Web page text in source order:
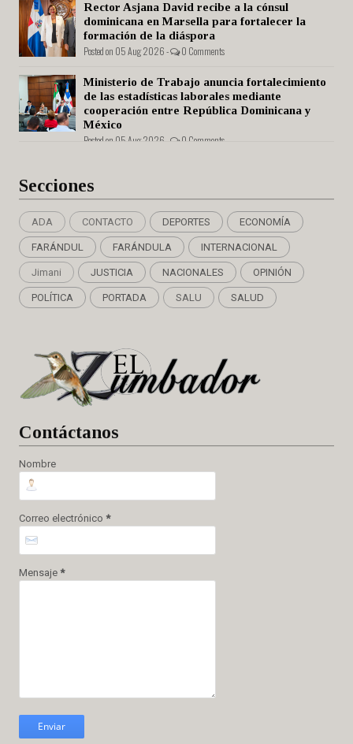
Rector Asjana David recibe a la cónsul
dominicana en Marsella para fortalecer la
formación de la diáspora
Posted on 05 Aug 2026 - 0 Comments
Ministerio de Trabajo anuncia fortalecimiento
de las estadísticas laborales mediante
cooperación entre República Dominicana y
México
Posted on 05 Aug 2026 - 0 Comments
Secciones
ADA CONTACTO DEPORTES ECONOMÍA
FARÁNDUL FARÁNDULA INTERNACIONAL
Jimani JUSTICIA NACIONALES OPINIÓN
POLÍTICA PORTADA SALU SALUD
Contáctanos
Nombre
Correo electrónico *
Mensaje *